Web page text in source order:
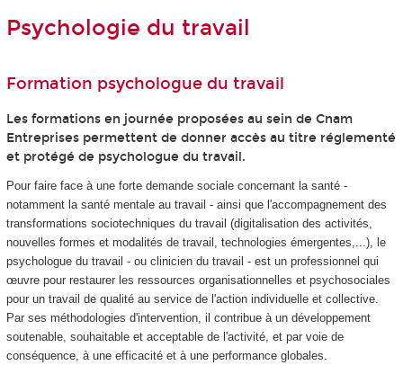
Psychologie du travail
Formation psychologue du travail
Les formations en journée proposées au sein de Cnam
Entreprises permettent de donner accès au titre réglementé
et protégé de psychologue du travail.
Pour faire face à une forte demande sociale concernant la santé -
notamment la santé mentale au travail - ainsi que l'accompagnement des
transformations sociotechniques du travail (digitalisation des activités,
nouvelles formes et modalités de travail, technologies émergentes,...), le
psychologue du travail - ou clinicien du travail - est un professionnel qui
œuvre pour restaurer les ressources organisationnelles et psychosociales
pour un travail de qualité au service de l'action individuelle et collective.
Par ses méthodologies d'intervention, il contribue à un développement
soutenable, souhaitable et acceptable de l'activité, et par voie de
conséquence, à une efficacité et à une performance globales.